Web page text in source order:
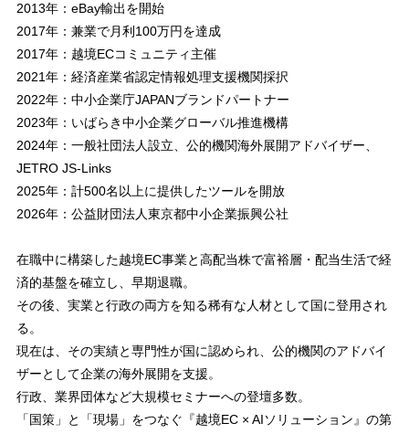
2013年：eBay輸出を開始
2017年：兼業で月利100万円を達成
2017年：越境ECコミュニティ主催
2021年：経済産業省認定情報処理支援機関採択
2022年：中小企業庁JAPANブランドパートナー
2023年：いばらき中小企業グローバル推進機構
2024年：一般社団法人設立、公的機関海外展開アドバイザー、
JETRO JS-Links
2025年：計500名以上に提供したツールを開放
2026年：公益財団法人東京都中小企業振興公社
在職中に構築した越境EC事業と高配当株で富裕層・配当生活で経
済的基盤を確立し、早期退職。
その後、実業と行政の両方を知る稀有な人材として国に登用され
る。
現在は、その実績と専門性が国に認められ、公的機関のアドバイ
ザーとして企業の海外展開を支援。
行政、業界団体など大規模セミナーへの登壇多数。
「国策」と「現場」をつなぐ『越境EC × AIソリューション』の第